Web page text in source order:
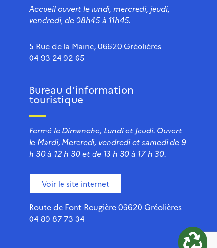
Accueil ouvert le lundi, mercredi, jeudi,
vendredi, de 08h45 à 11h45.
5 Rue de la Mairie, 06620 Gréolières
04 93 24 92 65
Bureau d’information
touristique
Fermé le Dimanche, Lundi et Jeudi. Ouvert
le Mardi, Mercredi, vendredi et samedi de 9
h 30 à 12 h 30 et de 13 h 30 à 17 h 30.
Voir le site internet
Route de Font Rougière 06620 Gréolières
04 89 87 73 34